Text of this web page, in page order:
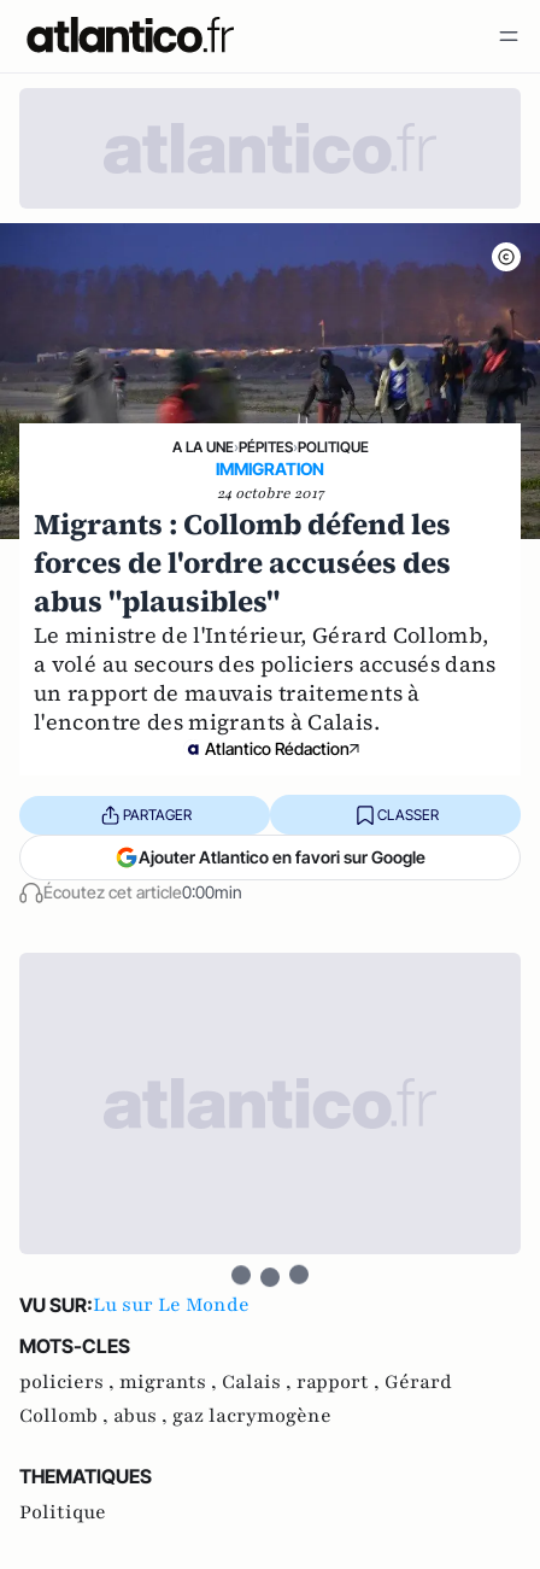
A LA UNE›PÉPITES›POLITIQUE
IMMIGRATION
24 octobre 2017
Migrants : Collomb défend les
forces de l'ordre accusées des
abus "plausibles"
Le ministre de l'Intérieur, Gérard Collomb,
a volé au secours des policiers accusés dans
un rapport de mauvais traitements à
l'encontre des migrants à Calais.
Atlantico Rédaction
Écoutez cet article0:00min
PARTAGER CLASSER
Ajouter Atlantico en favori sur Google
VU SUR:Lu sur Le Monde
MOTS-CLES
policiers , migrants , Calais , rapport , Gérard
Collomb , abus , gaz lacrymogène
THEMATIQUES
Politique